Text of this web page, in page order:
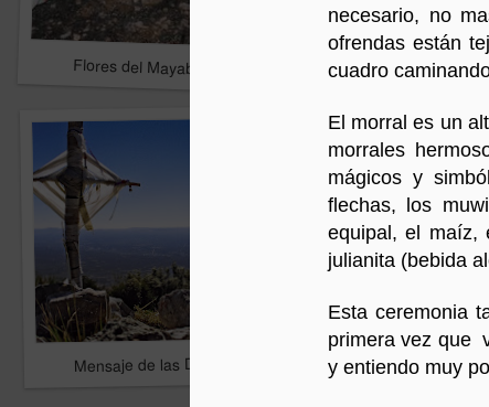
necesario, no
ofrendas están
cuadro
El morral es un
morrales
mágicos y
flechas, los
equipal, el maíz,
julianita (bebida
Esta ceremonia
primera vez que
y entiendo muy
Flores del Mayab 2
Mensaje de las Deidades Mensaje de las